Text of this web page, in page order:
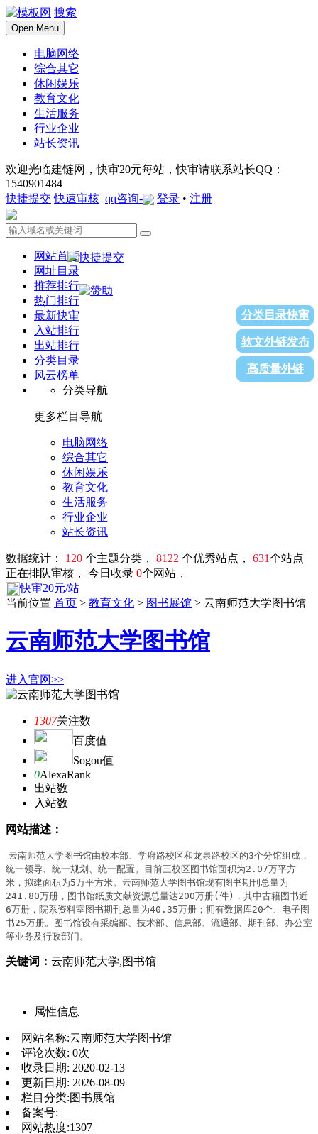
搜索
Open Menu
电脑网络
综合其它
休闲娱乐
教育文化
生活服务
行业企业
站长资讯
欢迎光临建链网，快审20元每站，快审请联系站长QQ：
1540901484
快捷提交 快速审核 qq咨询- 登录 • 注册
网站首页
网址目录
推荐排行
热门排行
最新快审
入站排行
出站排行
分类目录
风云榜单
分类导航
更多栏目导航
电脑网络
综合其它
休闲娱乐
教育文化
生活服务
行业企业
站长资讯
数据统计： 120 个主题分类， 8122 个优秀站点， 631个站点
正在排队审核， 今日收录 0个网站，
快审20元/站
分类目录快审
软文外链发布
高质量外链
当前位置 首页 > 教育文化 > 图书展馆 > 云南师范大学图书馆
云南师范大学图书馆
进入官网>>
1307关注数
百度值
Sogou值
0AlexaRank
出站数
入站数
网站描述：
云南师范大学图书馆由校本部、学府路校区和龙泉路校区的3个分馆组成，
统一领导、统一规划、统一配置。目前三校区图书馆面积为2.07万平方
米，拟建面积为5万平方米。云南师范大学图书馆现有图书期刊总量为
241.80万册，图书馆纸质文献资源总量达200万册(件)，其中古籍图书近
6万册，院系资料室图书期刊总量为40.35万册；拥有数据库20个、电子图
书25万册。图书馆设有采编部、技术部、信息部、流通部、期刊部、办公室
等业务及行政部门。
关键词： 云南师范大学,图书馆
属性信息
网站名称:云南师范大学图书馆
评论次数: 0次
收录日期: 2020-02-13
更新日期: 2026-08-09
栏目分类:图书展馆
备案号:
网站热度:1307